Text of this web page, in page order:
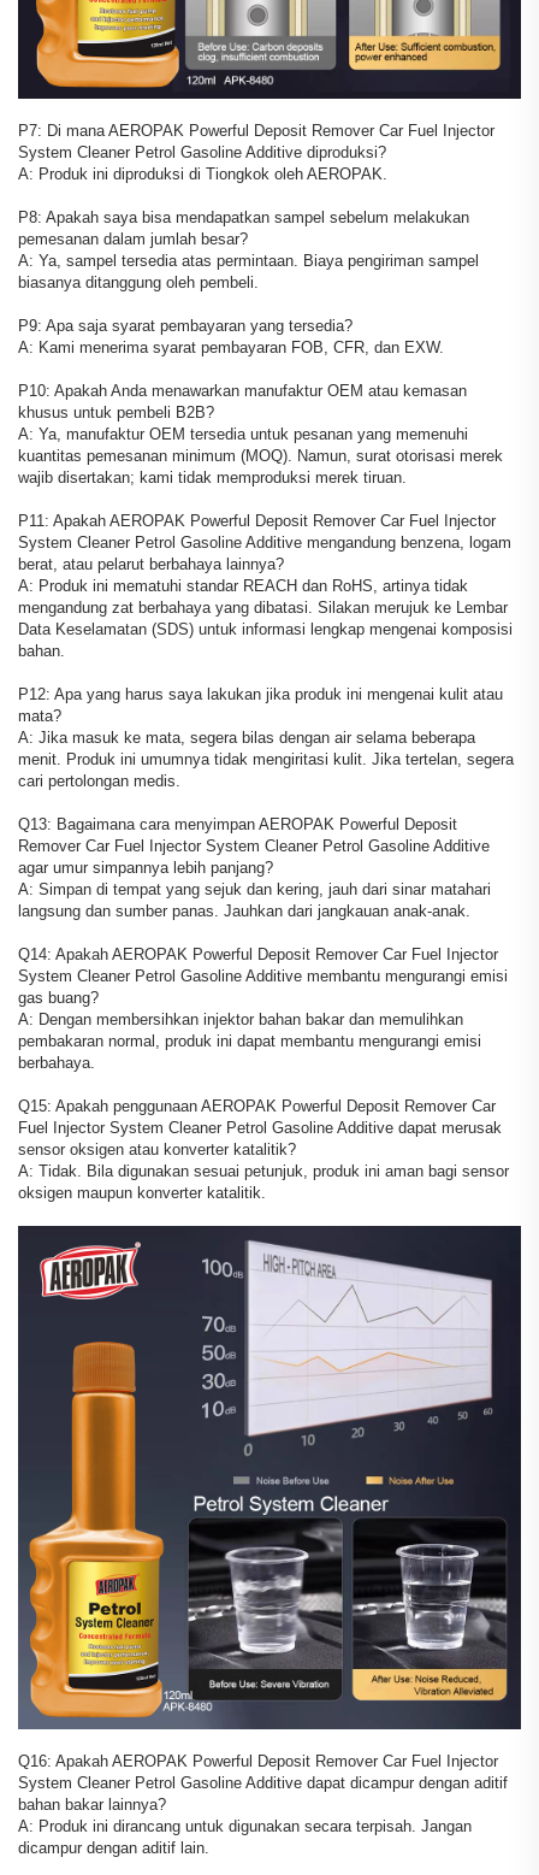
P7: Di mana AEROPAK Powerful Deposit Remover Car Fuel Injector
System Cleaner Petrol Gasoline Additive diproduksi?
A: Produk ini diproduksi di Tiongkok oleh AEROPAK.
P8: Apakah saya bisa mendapatkan sampel sebelum melakukan
pemesanan dalam jumlah besar?
A: Ya, sampel tersedia atas permintaan. Biaya pengiriman sampel
biasanya ditanggung oleh pembeli.
P9: Apa saja syarat pembayaran yang tersedia?
A: Kami menerima syarat pembayaran FOB, CFR, dan EXW.
P10: Apakah Anda menawarkan manufaktur OEM atau kemasan
khusus untuk pembeli B2B?
A: Ya, manufaktur OEM tersedia untuk pesanan yang memenuhi
kuantitas pemesanan minimum (MOQ). Namun, surat otorisasi merek
wajib disertakan; kami tidak memproduksi merek tiruan.
P11: Apakah AEROPAK Powerful Deposit Remover Car Fuel Injector
System Cleaner Petrol Gasoline Additive mengandung benzena, logam
berat, atau pelarut berbahaya lainnya?
A: Produk ini mematuhi standar REACH dan RoHS, artinya tidak
mengandung zat berbahaya yang dibatasi. Silakan merujuk ke Lembar
Data Keselamatan (SDS) untuk informasi lengkap mengenai komposisi
bahan.
P12: Apa yang harus saya lakukan jika produk ini mengenai kulit atau
mata?
A: Jika masuk ke mata, segera bilas dengan air selama beberapa
menit. Produk ini umumnya tidak mengiritasi kulit. Jika tertelan, segera
cari pertolongan medis.
Q13: Bagaimana cara menyimpan AEROPAK Powerful Deposit
Remover Car Fuel Injector System Cleaner Petrol Gasoline Additive
agar umur simpannya lebih panjang?
A: Simpan di tempat yang sejuk dan kering, jauh dari sinar matahari
langsung dan sumber panas. Jauhkan dari jangkauan anak-anak.
Q14: Apakah AEROPAK Powerful Deposit Remover Car Fuel Injector
System Cleaner Petrol Gasoline Additive membantu mengurangi emisi
gas buang?
A: Dengan membersihkan injektor bahan bakar dan memulihkan
pembakaran normal, produk ini dapat membantu mengurangi emisi
berbahaya.
Q15: Apakah penggunaan AEROPAK Powerful Deposit Remover Car
Fuel Injector System Cleaner Petrol Gasoline Additive dapat merusak
sensor oksigen atau konverter katalitik?
A: Tidak. Bila digunakan sesuai petunjuk, produk ini aman bagi sensor
oksigen maupun konverter katalitik.
Q16: Apakah AEROPAK Powerful Deposit Remover Car Fuel Injector
System Cleaner Petrol Gasoline Additive dapat dicampur dengan aditif
bahan bakar lainnya?
A: Produk ini dirancang untuk digunakan secara terpisah. Jangan
dicampur dengan aditif lain.